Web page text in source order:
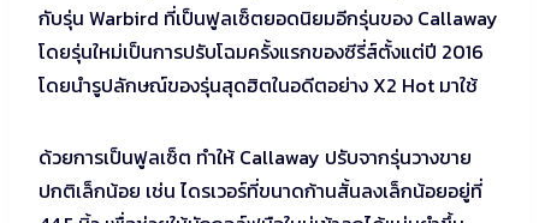
กับรุ่น Warbird ที่เป็นฟูลเซ็ตยอดนิยมอีกรุ่นของ Callaway
โดยรุ่นใหม่เป็นการปรับโฉมครั้งแรกของซีรี่ส์ตั้งแต่ปี 2016
โดยนำรูปลักษณ์ของรุ่นสุดฮิตในอดีตอย่าง X2 Hot มาใช้
ด้วยการเป็นฟูลเซ็ต ทำให้ Callaway ปรับจากรุ่นวางขาย
ปกติเล็กน้อย เช่น ไดรเวอร์ที่ขนาดก้านสั้นลงเล็กน้อยอยู่ที่